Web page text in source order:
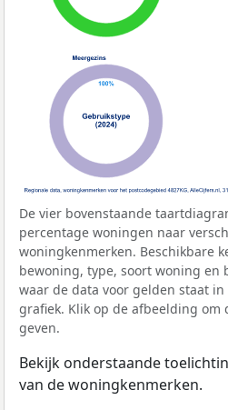
De vier bovenstaande
percentage woningen naar
woningkenmerken. Beschikbare
bewoning, type, soort woning en
waar de data voor gelden staat
grafiek. Klik op de afbeelding om
geven.
Bekijk onderstaande
van de woningkenmerken.